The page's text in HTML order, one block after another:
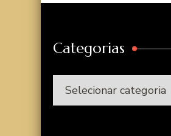
Categorias
Categorias